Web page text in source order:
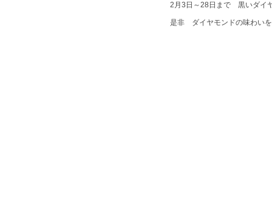
2月3日～28日まで 黒いダイ
是非 ダイヤモンドの味わい